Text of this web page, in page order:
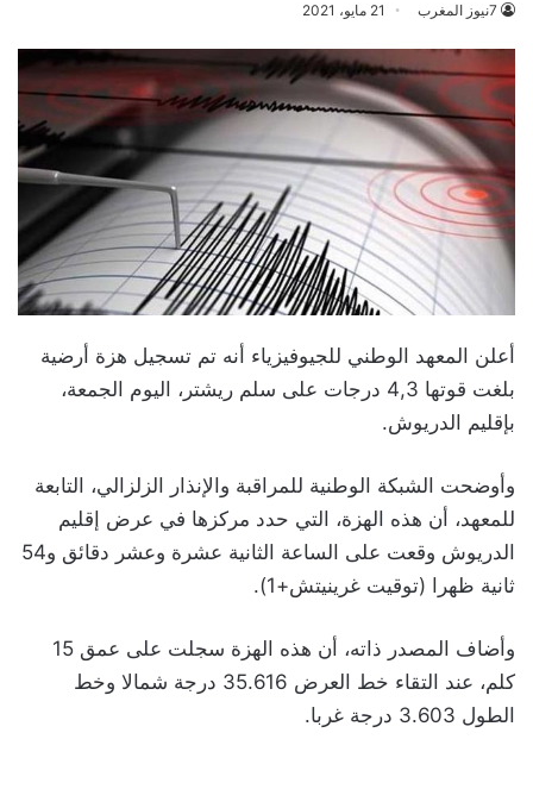
7نيوز المغرب 21 مايو، 2021
أعلن المعهد الوطني للجيوفيزياء أنه تم تسجيل هزة أرضية
بلغت قوتها 4,3 درجات على سلم ريشتر، اليوم الجمعة،
بإقليم الدريوش.
وأوضحت الشبكة الوطنية للمراقبة والإنذار الزلزالي، التابعة
للمعهد، أن هذه الهزة، التي حدد مركزها في عرض إقليم
الدريوش وقعت على الساعة الثانية عشرة وعشر دقائق و54
ثانية ظهرا (توقيت غرينيتش+1).
وأضاف المصدر ذاته، أن هذه الهزة سجلت على عمق 15
كلم، عند التقاء خط العرض 35.616 درجة شمالا وخط
الطول 3.603 درجة غربا.